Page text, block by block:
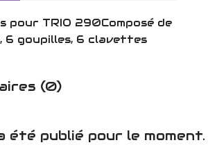
pour TRIO 290Composé de
6 goupilles, 6 clavettes
(0)
été publié pour le moment.